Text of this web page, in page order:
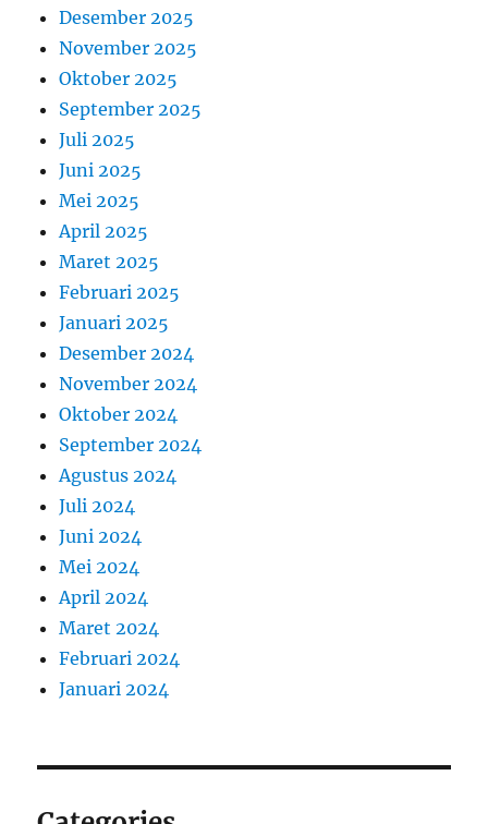
Desember 2025
November 2025
Oktober 2025
September 2025
Juli 2025
Juni 2025
Mei 2025
April 2025
Maret 2025
Februari 2025
Januari 2025
Desember 2024
November 2024
Oktober 2024
September 2024
Agustus 2024
Juli 2024
Juni 2024
Mei 2024
April 2024
Maret 2024
Februari 2024
Januari 2024